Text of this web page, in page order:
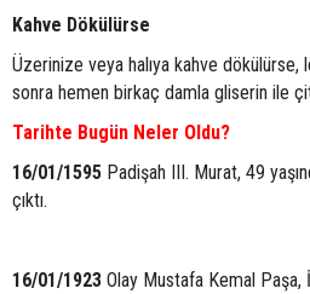
Kahve Dökülürse
Üzerinize veya halıya kahve dökülürse,
sonra hemen birkaç damla gliserin ile
Tarihte Bugün Neler Oldu?
16/01/1595 Padişah III. Murat, 49
çıktı.
16/01/1923 Olay Mustafa Kemal